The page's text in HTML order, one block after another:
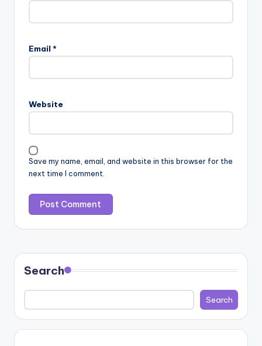
Email *
Website
Save my name, email, and website in this browser for the
next time I comment.
Search
Search